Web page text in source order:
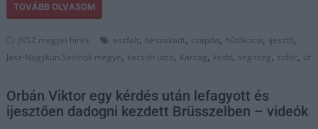
TOVÁBB OLVASOM
JNSZ megyei hírek aszfalt, beszakadt, csapda, hűtőkocsi, ijesztő,
Jász-Nagykun Szolnok megye, kacsóh utca, Karcag, kedd, segítség, sofőr, út
Orbán Viktor egy kérdés után lefagyott és
ijesztően dadogni kezdett Brüsszelben – videók